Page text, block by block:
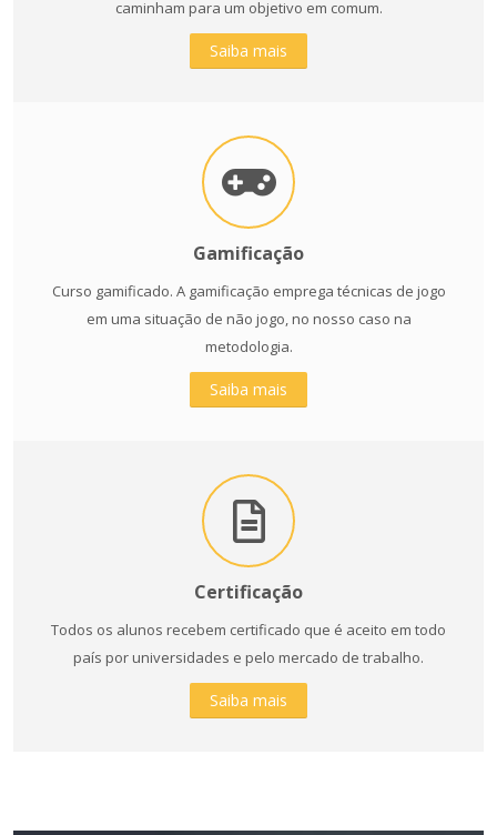
caminham para um objetivo em comum.
Saiba mais
Gamificação
Curso gamificado. A gamificação emprega técnicas de jogo
em uma situação de não jogo, no nosso caso na
metodologia.
Saiba mais
Certificação
Todos os alunos recebem certificado que é aceito em todo
país por universidades e pelo mercado de trabalho.
Saiba mais